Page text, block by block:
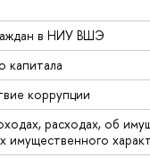
в НИУ ВШЭ
капитала
коррупции
расходах, об
имущественного